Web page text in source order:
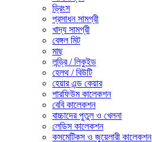
ড্রিংস
প্রসাধন সামগ্রী
খাদ্য সামগ্রী
বেঙ্গল মিট
মাছ
লন্ড্রি / লিকুইড
হেলথ / বিউটি
হেয়ার এন্ড কেয়ার
পারফিউম কালেকশন
বেবি কালেকশন
বাচ্চাদের পুতুল ও খেলনা
লেডিস কালেকশন
কসমেটিকস ও জুয়েলারী কালেকশন